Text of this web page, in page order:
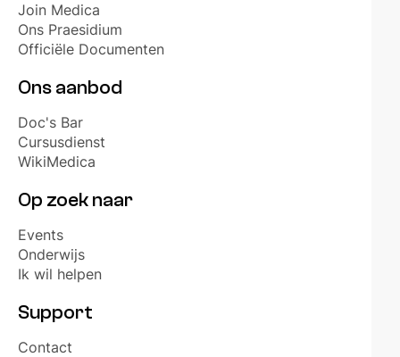
Join Medica
Ons Praesidium
Officiële Documenten
Ons aanbod
Doc's Bar
Cursusdienst
WikiMedica
Op zoek naar
Events
Onderwijs
Ik wil helpen
Support
Contact